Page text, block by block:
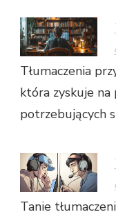
Tłumaczenia
która zyskuje
potrzebujących
Tanie